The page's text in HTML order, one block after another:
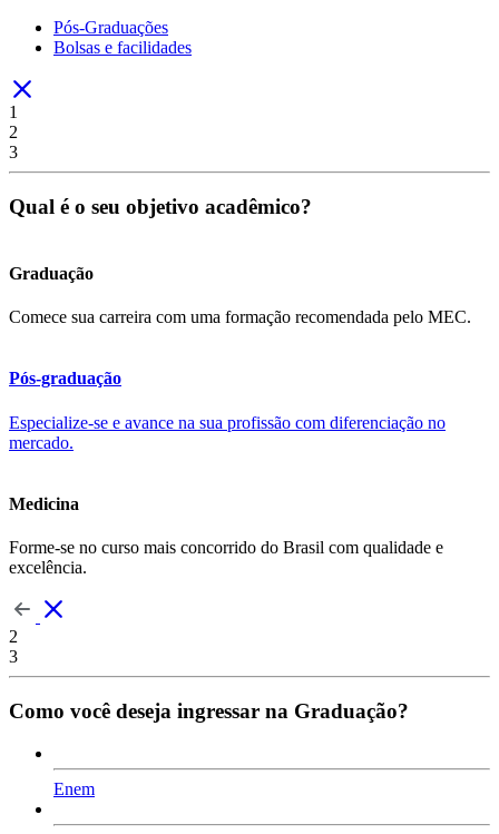
Pós-Graduações
Bolsas e facilidades
1
2
3
Qual é o seu objetivo acadêmico?
Graduação
Comece sua carreira com uma formação recomendada pelo MEC.
Pós-graduação
Especialize-se e avance na sua profissão com diferenciação no
mercado.
Medicina
Forme-se no curso mais concorrido do Brasil com qualidade e
excelência.
2
3
Como você deseja ingressar na Graduação?
Enem